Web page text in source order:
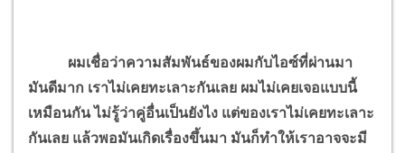
ผมเชื่อว่าความสัมพันธ์ของผมกับไอซ์ที่ผ่านมา
มันดีมาก เราไม่เคยทะเลาะกันเลย ผมไม่เคยเจอแบบนี้
เหมือนกัน ไม่รู้ว่าคู่อื่นเป็นยังไง แต่ของเราไม่เคยทะเลาะ
กันเลย แล้วพอมันเกิดเรื่องขึ้นมา มันก็ทำให้เราอาจจะมี